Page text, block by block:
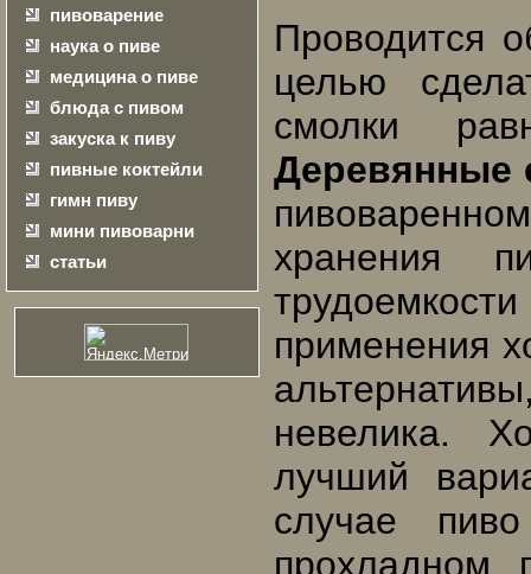
пивоварение
наука о пиве
медицина о пиве
блюда с пивом
закуска к пиву
пивные коктейли
гимн пиву
мини пивоварни
статьи
Проводится
целью
смолки
Деревянные
хранения
применения
невелика.
лучший
случае
прохладном